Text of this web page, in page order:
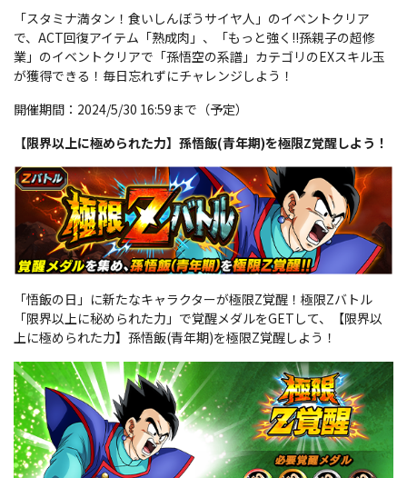
「スタミナ満タン！食いしんぼうサイヤ人」のイベントクリア
で、ACT回復アイテム「熟成肉」、「もっと強く!!孫親子の超修
業」のイベントクリアで「孫悟空の系譜」カテゴリのEXスキル玉
が獲得できる！毎日忘れずにチャレンジしよう！
開催期間：2024/5/30 16:59まで（予定）
【限界以上に極められた力】孫悟飯(青年期)を極限Z覚醒しよう！
「悟飯の日」に新たなキャラクターが極限Z覚醒！極限Zバトル
「限界以上に秘められた力」で覚醒メダルをGETして、【限界以
上に極められた力】孫悟飯(青年期)を極限Z覚醒しよう！